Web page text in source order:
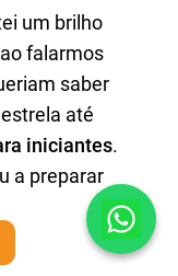
um brilho
falarmos
saber
até
iniciantes.
a preparar